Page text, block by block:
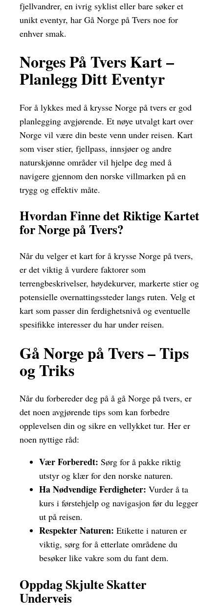
fjellvandrer, en ivrig syklist eller bare søker et
unikt eventyr, har Gå Norge på Tvers noe for
enhver smak.
Norges På Tvers Kart –
Planlegg Ditt Eventyr
For å lykkes med å krysse Norge på tvers er god
planlegging avgjørende. Et nøye utvalgt kart over
Norge vil være din beste venn under reisen. Kart
som viser stier, fjellpass, innsjøer og andre
naturskjønne områder vil hjelpe deg med å
navigere gjennom den norske villmarken på en
trygg og effektiv måte.
Hvordan Finne det Riktige Kartet
for Norge på Tvers?
Når du velger et kart for å krysse Norge på tvers,
er det viktig å vurdere faktorer som
terrengbeskrivelser, høydekurver, markerte stier og
potensielle overnattingssteder langs ruten. Velg et
kart som passer din ferdighetsnivå og eventuelle
spesifikke interesser du har under reisen.
Gå Norge på Tvers – Tips
og Triks
Når du forbereder deg på å gå Norge på tvers, er
det noen avgjørende tips som kan forbedre
opplevelsen din og sikre en vellykket tur. Her er
noen nyttige råd:
Vær Forberedt: Sørg for å pakke riktig
utstyr og klær for den norske naturen.
Ha Nødvendige Ferdigheter: Vurder å ta
kurs i førstehjelp og navigasjon før du legger
ut på reisen.
Respekter Naturen: Etikette i naturen er
viktig, sørg for å etterlate områdene du
besøker like vakre som du fant dem.
Oppdag Skjulte Skatter
Underveis